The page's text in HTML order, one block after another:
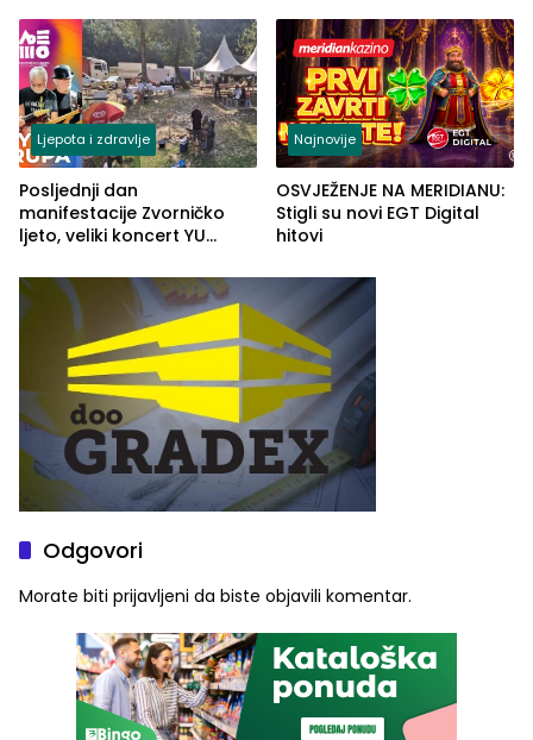
Ljepota i zdravlje
Posljednji dan
manifestacije Zvorničko
ljeto, veliki koncert YU
ove godine
Najnovije
OSVJEŽENJE NA MERIDIANU:
Stigli su novi EGT Digital
hitovi
Odgovori
Morate biti prijavljeni da biste objavili komentar.